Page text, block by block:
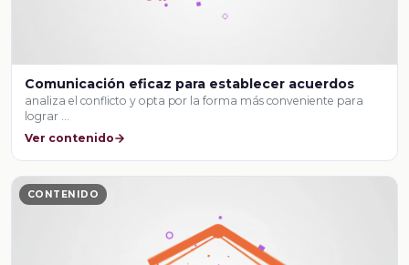
Comunicación eficaz para establecer acuerdos
analiza el conflicto y opta por la forma más conveniente para
lograr …
Ver contenido
CONTENIDO